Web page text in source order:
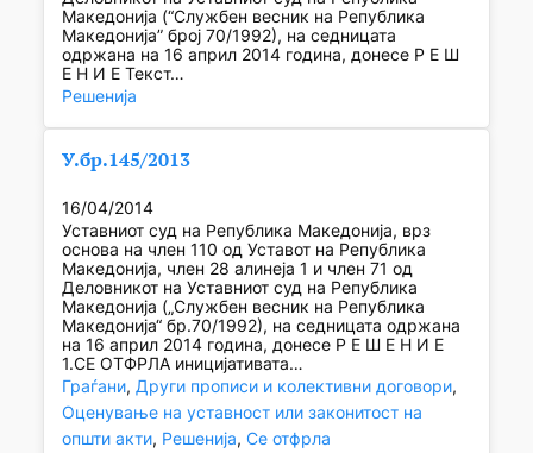
Македонија (“Службен весник на Република
Македонија” број 70/1992), на седницата
одржана на 16 април 2014 година, донесе Р Е Ш
Е Н И Е Текст…
Решенија
У.бр.145/2013
16/04/2014
Уставниот суд на Република Македонија, врз
основа на член 110 од Уставот на Република
Македонија, член 28 алинеја 1 и член 71 од
Деловникот на Уставниот суд на Република
Македонија („Службен весник на Република
Македонија“ бр.70/1992), на седницата одржана
на 16 април 2014 година, донесе Р Е Ш Е Н И Е
1.СЕ ОТФРЛА иницијативата…
Граѓани, Други прописи и колективни договори
Оценување на уставност или законитост на
општи акти, Решенија, Се отфрла